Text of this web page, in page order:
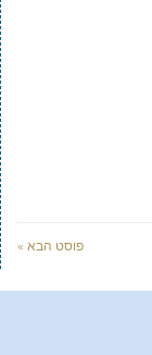
פוסט הבא »